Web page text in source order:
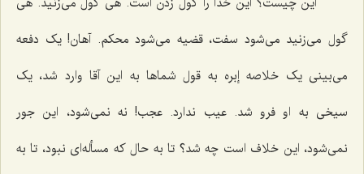
گول می‌زنید می‌شود سفت، قضیه می‌شود محکم. آهان! یک دفعه
می‌بینی یک خلاصه إبره به قول شماها به این آقا وارد شد، یک
سیخی به او فرو شد. عیب ندارد. عجب! نه نمی‌شود، این جور
نمی‌شود، این خلاف است چه شد؟ تا به حال که مسأله‌ای نبود، تا به